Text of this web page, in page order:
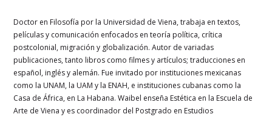
Doctor en Filosofía por la Universidad de Viena, trabaja en textos,
películas y comunicación enfocados en teoría política, crítica
postcolonial, migración y globalización. Autor de variadas
publicaciones, tanto libros como filmes y artículos; traducciones en
español, inglés y alemán. Fue invitado por instituciones mexicanas
como la UNAM, la UAM y la ENAH, e instituciones cubanas como la
Casa de África, en La Habana. Waibel enseña Estética en la Escuela de
Arte de Viena y es coordinador del Postgrado en Estudios